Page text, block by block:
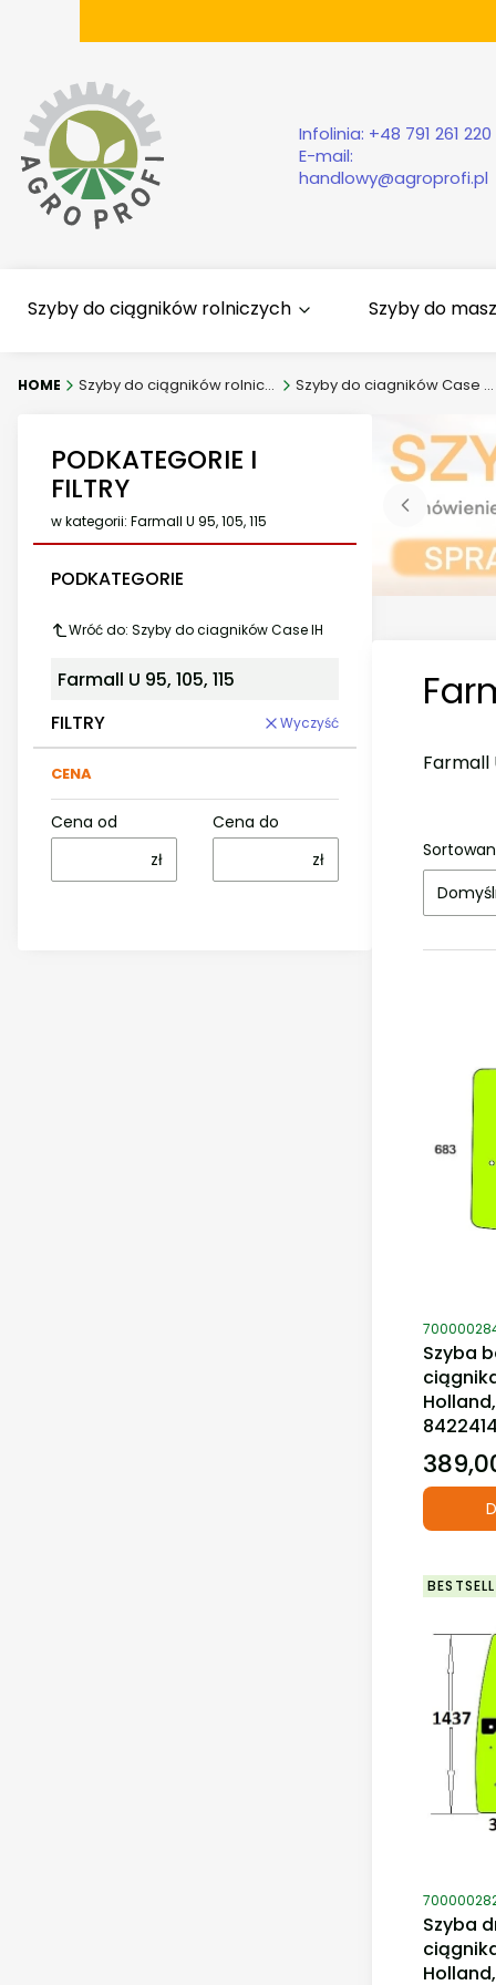
Infolinia: +48 791 261 220
E-mail:
handlowy@agroprofi.pl
Szyby do ciągników rolniczych Szyby do
Szyby do ciągników rolniczych Szyby do ciagników Case IH
PODKATEGORIE I
FILTRY
w kategorii: Farmall U 95, 105, 115
PODKATEGORIE
Wróć do: Szyby do ciagników Case IH
Farmall U 95, 105, 115
FILTRY
Wyczyść
CENA
Cena od
zł
Cena do
zł
Farmall
Kod
Szyba
Cena
Kod
Szyba